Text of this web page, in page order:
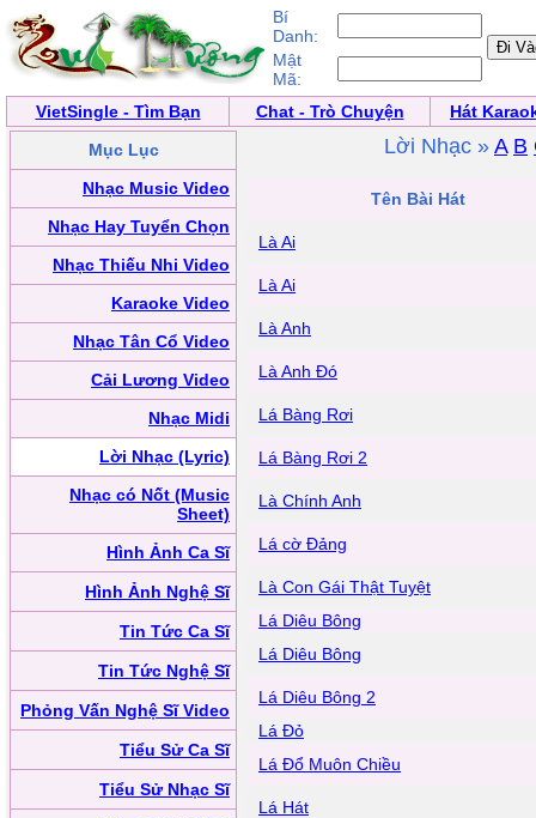
Bí
Danh:
Mật
Mã:
VietSingle - Tìm Bạn
Chat - Trò Chuyện
Hát
Mục Lục
Nhạc Music Video
Nhạc Hay Tuyển Chọn
Nhạc Thiếu Nhi Video
Karaoke Video
Nhạc Tân Cổ Video
Cải Lương Video
Nhạc Midi
Lời Nhạc (Lyric)
Nhạc có Nốt (Music
Sheet)
Hình Ảnh Ca Sĩ
Hình Ảnh Nghệ Sĩ
Tin Tức Ca Sĩ
Tin Tức Nghệ Sĩ
Phỏng Vấn Nghệ Sĩ Video
Tiểu Sử Ca Sĩ
Tiểu Sử Nhạc Sĩ
Lời Nhạc » A B
Tên Bài Hát
Là Ai
Là Ai
Là Anh
Là Anh Đó
Lá Bàng Rơi
Lá Bàng Rơi 2
Là Chính Anh
Lá cờ Đảng
Là Con Gái Thật Tuyệt
Lá Diêu Bông
Lá Diêu Bông
Lá Diêu Bông 2
Lá Đỏ
Lá Đổ Muôn Chiều
Lá Hát